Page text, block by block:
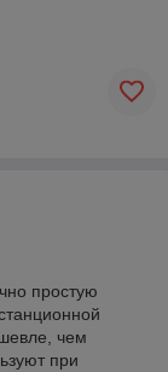
простую
чем
при